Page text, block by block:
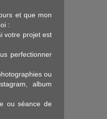
et que mon
:
votre projet est
perfectionner
ou
album
ou séance de